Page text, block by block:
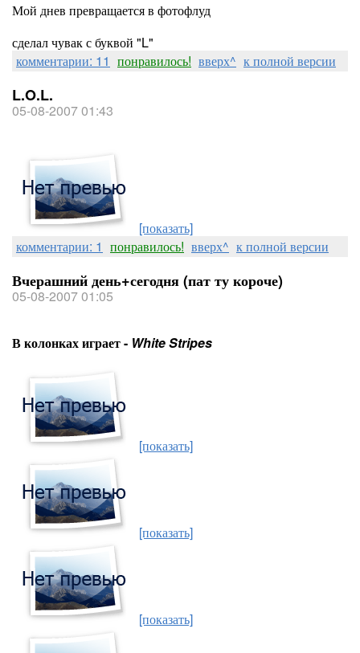
Мой днев превращается в фотофлуд
сделал чувак с буквой "L"
комментарии: 11 понравилось! вверх^ к полной версии
L.O.L.
05-08-2007 01:43
[показать]
комментарии: 1 понравилось! вверх^ к полной версии
Вчерашний день+сегодня (пат ту короче)
05-08-2007 01:05
В колонках играет - White Stripes
[показать]
[показать]
[показать]